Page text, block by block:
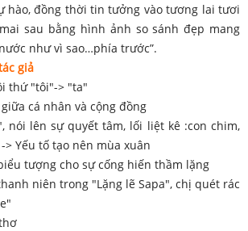
hào, đồng thời tin tưởng vào tương lai tươi
sau bằng hình ảnh so sánh đẹp mang
như vì sao…phía trước”.
giả
thứ "tôi"-> "ta"
cá nhân và cộng đồng
nói lên sự quyết tâm, lối liệt kê :con chim,
Yếu tố tạo nên mùa xuân
tượng cho sự cống hiến thầm lặng
niên trong "Lặng lẽ Sapa", chị quét rác